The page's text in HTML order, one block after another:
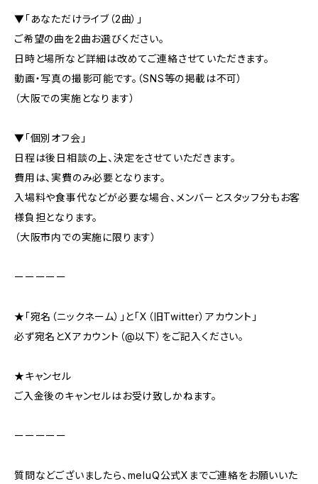
▼「あなただけライブ（2曲）」
ご希望の曲を2曲お選びください。
日時と場所など詳細は改めてご連絡させていただきます。
動画・写真の撮影可能です。（SNS等の掲載は不可）
（大阪での実施となります）
▼「個別オフ会」
日程は後日相談の上、決定をさせていただきます。
費用は、実費のみ必要となります。
入場料や食事代などが必要な場合、メンバーとスタッフ分もお客
様負担となります。
（大阪市内での実施に限ります）
ーーーーー
★「宛名（ニックネーム）」と「X（旧Twitter）アカウント」
必ず宛名とXアカウント（@以下）をご記入ください。
★キャンセル
ご入金後のキャンセルはお受け致しかねます。
ーーーーー
質問などございましたら、meluQ公式Xまでご連絡をお願いいた